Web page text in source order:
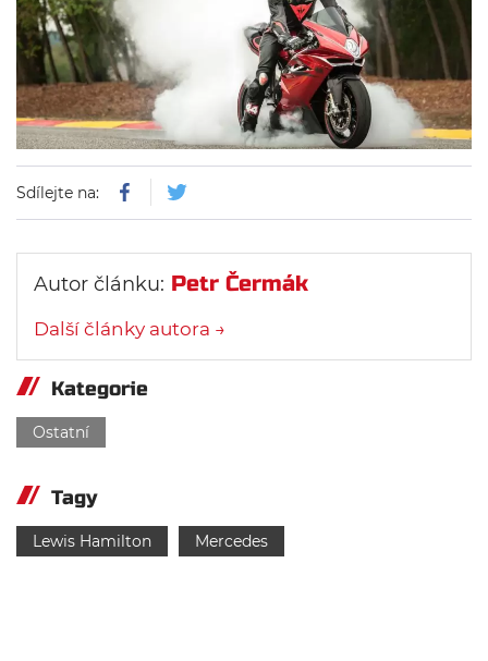
Sdílejte na:
Autor článku: Petr Čermák
Další články autora →
Kategorie
Ostatní
Tagy
Lewis Hamilton Mercedes